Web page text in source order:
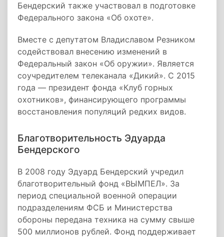
Бендерский также участвовал в подготовке
Федерального закона «Об охоте».
Вместе с депутатом Владиславом Резником
содействовал внесению изменений в
Федеральный закон «Об оружии». Является
соучредителем телеканала «Дикий». С 2015
года — президент фонда «Клуб горных
охотников», финансирующего программы
восстановления популяций редких видов.
Благотворительность Эдуарда
Бендерского
В 2008 году Эдуард Бендерский учредил
благотворительный фонд «ВЫМПЕЛ». За
период специальной военной операции
подразделениям ФСБ и Министерства
обороны передана техника на сумму свыше
500 миллионов рублей. Фонд поддерживает